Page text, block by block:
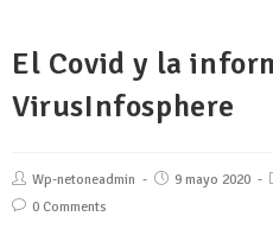
El Covid y la
VirusInfosphere
Wp-netoneadmin 9 mayo 2020
0 Comments